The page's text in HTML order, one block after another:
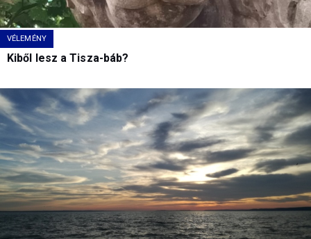
VÉLEMÉNY
Kiből lesz a Tisza-báb?